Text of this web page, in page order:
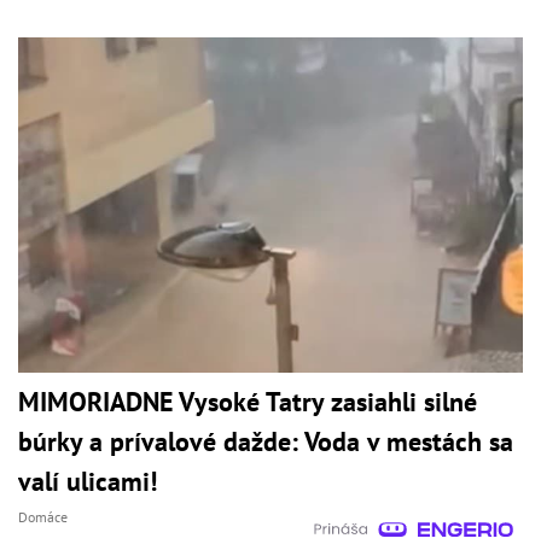
MIMORIADNE Vysoké Tatry zasiahli silné
búrky a prívalové dažde: Voda v mestách sa
valí ulicami!
Domáce